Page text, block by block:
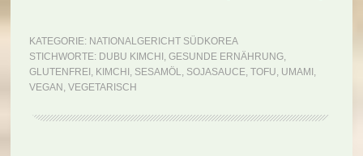
KATEGORIE: NATIONALGERICHT SÜDKOREA
STICHWORTE: DUBU KIMCHI , GESUNDE ERNÄHRUNG,
GLUTENFREI , KIMCHI , SESAMÖL, SOJASAUCE, TOFU, UMAMI ,
VEGAN , VEGETARISCH